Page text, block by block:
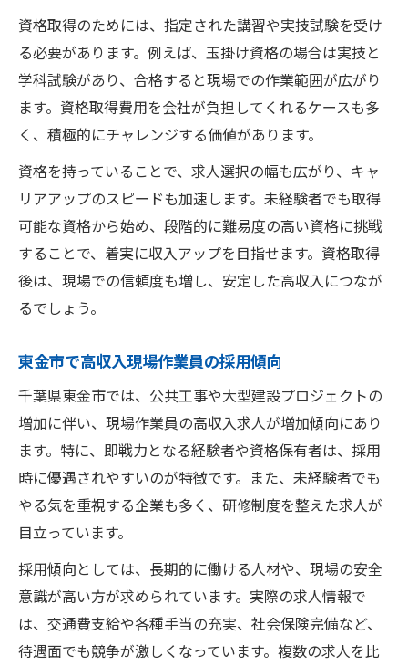
資格取得のためには、指定された講習や実技試験を受け
る必要があります。例えば、玉掛け資格の場合は実技と
学科試験があり、合格すると現場での作業範囲が広がり
ます。資格取得費用を会社が負担してくれるケースも多
く、積極的にチャレンジする価値があります。
資格を持っていることで、求人選択の幅も広がり、キャ
リアアップのスピードも加速します。未経験者でも取得
可能な資格から始め、段階的に難易度の高い資格に挑戦
することで、着実に収入アップを目指せます。資格取得
後は、現場での信頼度も増し、安定した高収入につなが
るでしょう。
東金市で高収入現場作業員の採用傾向
千葉県東金市では、公共工事や大型建設プロジェクトの
増加に伴い、現場作業員の高収入求人が増加傾向にあり
ます。特に、即戦力となる経験者や資格保有者は、採用
時に優遇されやすいのが特徴です。また、未経験者でも
やる気を重視する企業も多く、研修制度を整えた求人が
目立っています。
採用傾向としては、長期的に働ける人材や、現場の安全
意識が高い方が求められています。実際の求人情報で
は、交通費支給や各種手当の充実、社会保険完備など、
待遇面でも競争が激しくなっています。複数の求人を比